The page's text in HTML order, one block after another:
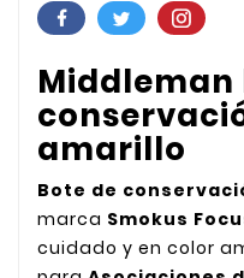
Middleman
amarillo
Bote de
marca Smokus
cuidado y en color